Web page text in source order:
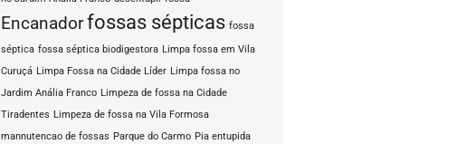
Encanadorfossas sépticas fossa
séptica fossa séptica biodigestora Limpa fossa em Vila
Curuçá Limpa Fossa na Cidade Líder Limpa fossa no
Jardim Anália Franco Limpeza de fossa na Cidade
Tiradentes Limpeza de fossa na Vila Formosa
mannutencao de fossas Parque do Carmo Pia entupida